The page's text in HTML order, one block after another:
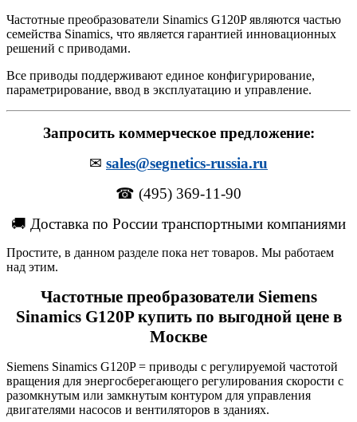
Частотные преобразователи Sinamics G120P являются частью
семейства Sinamics, что является гарантией инновационных
решений с приводами.
Все приводы поддерживают единое конфигурирование,
параметрирование, ввод в эксплуатацию и управление.
Запросить коммерческое предложение:
✉ sales@segnetics-russia.ru
☎ (495) 369-11-90
🚚 Доставка по России транспортными компаниями
Простите, в данном разделе пока нет товаров. Мы работаем
над этим.
Частотные преобразователи Siemens
Sinamics G120P купить по выгодной цене в
Москве
Siemens Sinamics G120P = приводы с регулируемой частотой
вращения для энергосберегающего регулирования скорости с
разомкнутым или замкнутым контуром для управления
двигателями насосов и вентиляторов в зданиях.